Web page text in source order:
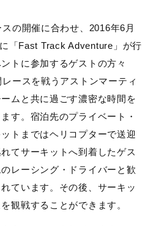
の開催に合わせ、2016年6月
「Fast Track Adventure」が行
トに参加するゲストの方々
ースを戦うアストンマーティ
ムと共に過ごす濃密な時間を
す。宿泊先のプライベート・
トまではヘリコプターで送迎
てサーキットへ到着したゲス
レーシング・ドライバーと歓
ています。その後、サーキッ
観戦することができます。